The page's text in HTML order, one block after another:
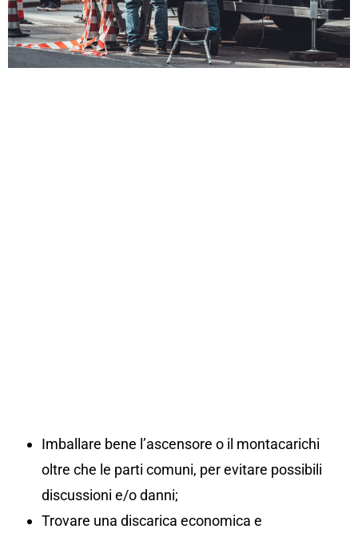
Imballare bene l’ascensore o il montacarichi
oltre che le parti comuni, per evitare possibili
discussioni e/o danni;
Trovare una discarica economica e